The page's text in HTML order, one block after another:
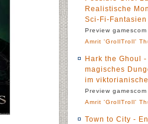
Realistische
Sci-Fi-Fantasien
Preview
Amrit 'GrollTroll'
Hark the Ghoul
magisches
im
Preview
Amrit 'GrollTroll'
Town to City -